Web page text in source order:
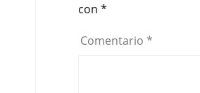
con *
Comentario *